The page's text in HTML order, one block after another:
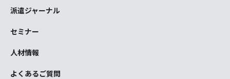
派遣ジャーナル
セミナー
人材情報
よくあるご質問